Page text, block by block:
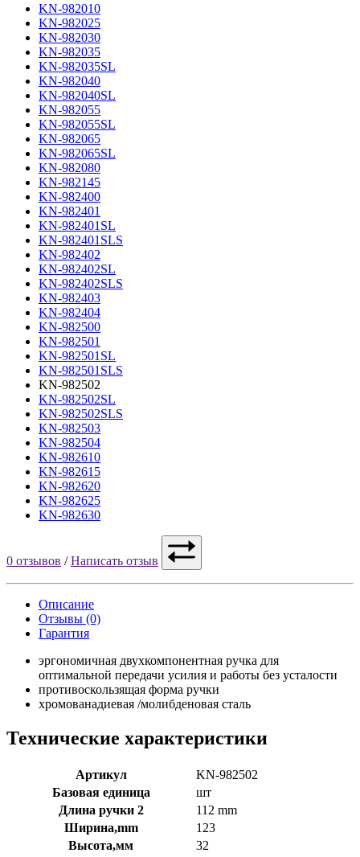
KN-982010
KN-982025
KN-982030
KN-982035
KN-982035SL
KN-982040
KN-982040SL
KN-982055
KN-982055SL
KN-982065
KN-982065SL
KN-982080
KN-982145
KN-982400
KN-982401
KN-982401SL
KN-982401SLS
KN-982402
KN-982402SL
KN-982402SLS
KN-982403
KN-982404
KN-982500
KN-982501
KN-982501SL
KN-982501SLS
KN-982502
KN-982502SL
KN-982502SLS
KN-982503
KN-982504
KN-982610
KN-982615
KN-982620
KN-982625
KN-982630
0 отзывов /Написать отзыв
Описание
Отзывы (0)
Гарантия
эргономичная двухкомпонентная ручка для
оптимальной передачи усилия и работы без усталости
противоскользящая форма ручки
хромованадиевая /молибденовая сталь
Технические характеристики
Артикул
KN-982502
Базовая единица
шт
Длина ручки 2
112 mm
Ширина,mm
123
Высота,мм
32